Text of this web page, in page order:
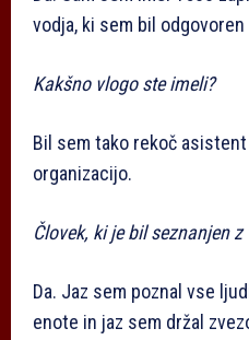
vodja, ki sem bil
Kakšno vlogo ste imeli?
Bil sem tako rekoč
organizacijo.
Človek, ki je bil seznanjen z
Da. Jaz sem poznal vse
enote in jaz sem držal